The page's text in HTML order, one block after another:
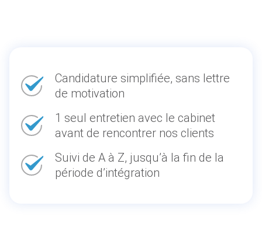
Candidature simplifiée, sans lettre
de motivation
1 seul entretien avec le cabinet
avant de rencontrer nos clients
Suivi de A à Z, jusqu’à la fin de la
période d’intégration